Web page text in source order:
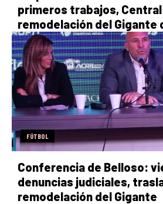
primeros trabajos,
remodelación del Gigante
FÚTBOL
Conferencia de Belloso:
denuncias judiciales,
remodelación del Gigante